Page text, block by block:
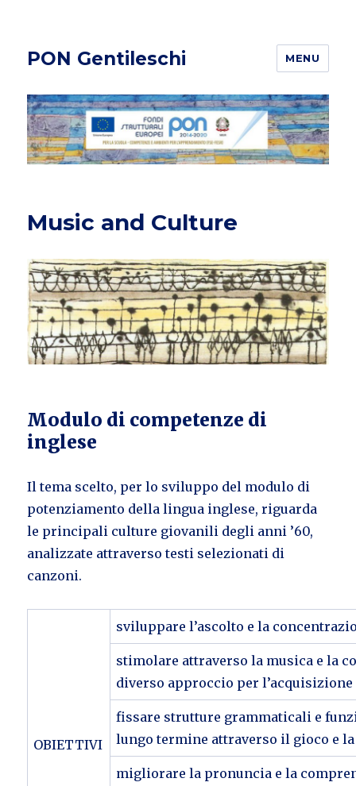
PON Gentileschi MENU
Music and Culture
Modulo di competenze di
inglese
Il tema scelto, per lo sviluppo del modulo di
potenziamento della lingua inglese, riguarda
le principali culture giovanili degli anni ’60,
analizzate attraverso testi selezionati di
canzoni.
OBIETTIVI
sviluppare l’ascolto e la
stimolare attraverso la musica e la
diverso approccio per
fissare strutture grammaticali e
lungo termine attraverso il gioco e
migliorare la pronuncia e la